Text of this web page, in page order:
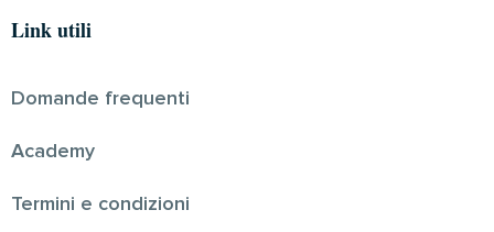
Link utili
Domande frequenti
Academy
Termini e condizioni